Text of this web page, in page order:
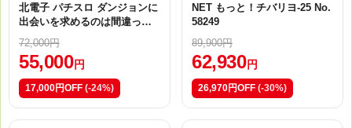
北電子 パチスロ ダンジョンに
出会いを求めるのは間違って
72,000円
55,000 円
17,000円OFF (-24%)
NET もっと！チバリヨ-25 No.
58249
89,900円
62,930 円
26,970円OFF (-30%)